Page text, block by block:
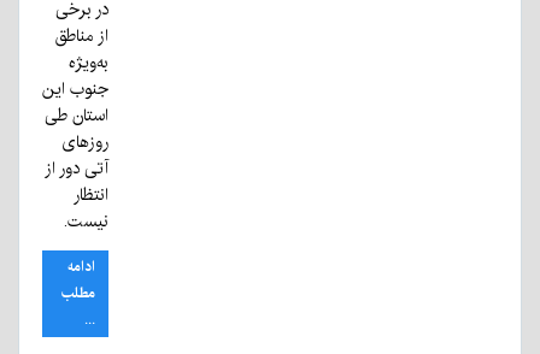
در برخی
از مناطق
به‌ویژه
جنوب این
استان طی
روزهای
آتی دور از
انتظار
نیست.
ادامه
مطلب
...